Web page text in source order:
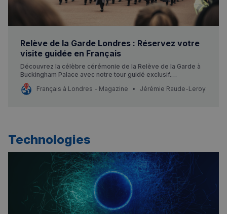
Relève de la Garde Londres : Réservez votre
visite guidée en Français
Découvrez la célèbre cérémonie de la Relève de la Garde à
Buckingham Palace avec notre tour guidé exclusif.
Réservation en ligne disponible.
Français à Londres - Magazine
Jérémie Raude-Leroy
Technologies